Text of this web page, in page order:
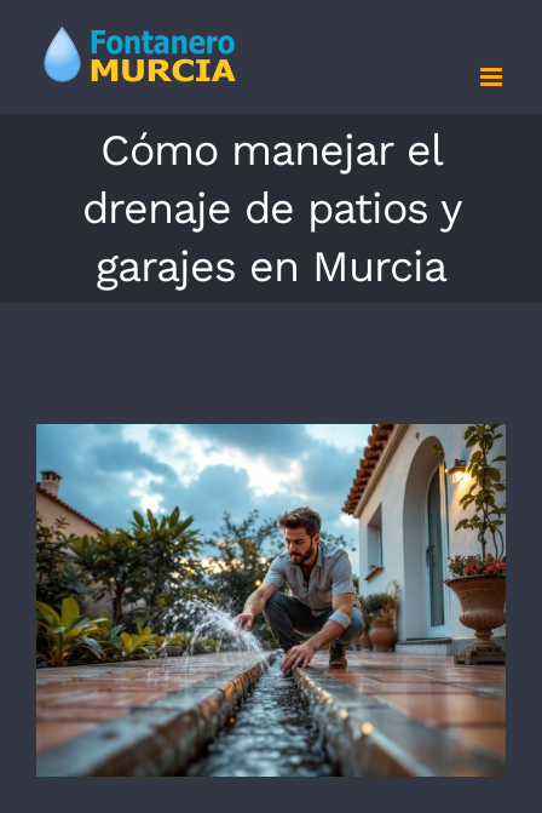
contenido
Cómo manejar el
drenaje de patios y
garajes en Murcia
imagen
más
grande